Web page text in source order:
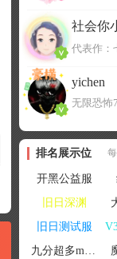
社会你
yichen
排名展示位
开黑公益服
旧日深渊
旧日测试服
九分超多mod群